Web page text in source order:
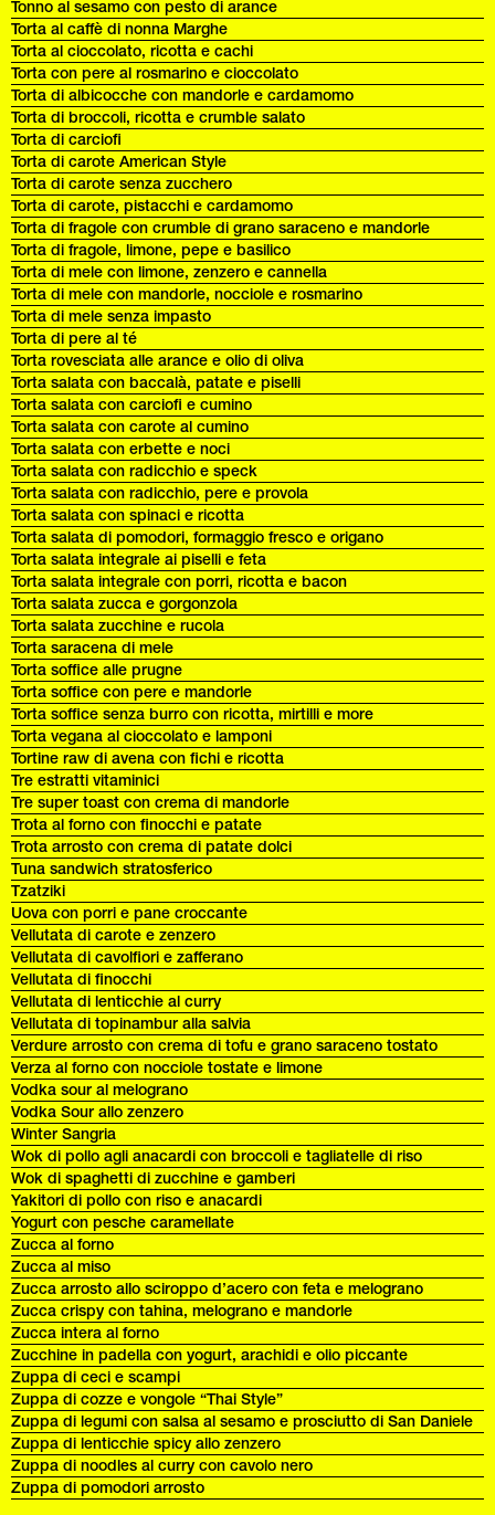
Tonno al sesamo con pesto di arance
Torta al caffè di nonna Marghe
Torta al cioccolato, ricotta e cachi
Torta con pere al rosmarino e cioccolato
Torta di albicocche con mandorle e cardamomo
Torta di broccoli, ricotta e crumble salato
Torta di carciofi
Torta di carote American Style
Torta di carote senza zucchero
Torta di carote, pistacchi e cardamomo
Torta di fragole con crumble di grano saraceno e mandorle
Torta di fragole, limone, pepe e basilico
Torta di mele con limone, zenzero e cannella
Torta di mele con mandorle, nocciole e rosmarino
Torta di mele senza impasto
Torta di pere al té
Torta rovesciata alle arance e olio di oliva
Torta salata con baccalà, patate e piselli
Torta salata con carciofi e cumino
Torta salata con carote al cumino
Torta salata con erbette e noci
Torta salata con radicchio e speck
Torta salata con radicchio, pere e provola
Torta salata con spinaci e ricotta
Torta salata di pomodori, formaggio fresco e origano
Torta salata integrale ai piselli e feta
Torta salata integrale con porri, ricotta e bacon
Torta salata zucca e gorgonzola
Torta salata zucchine e rucola
Torta saracena di mele
Torta soffice alle prugne
Torta soffice con pere e mandorle
Torta soffice senza burro con ricotta, mirtilli e more
Torta vegana al cioccolato e lamponi
Tortine raw di avena con fichi e ricotta
Tre estratti vitaminici
Tre super toast con crema di mandorle
Trota al forno con finocchi e patate
Trota arrosto con crema di patate dolci
Tuna sandwich stratosferico
Tzatziki
Uova con porri e pane croccante
Vellutata di carote e zenzero
Vellutata di cavolfiori e zafferano
Vellutata di finocchi
Vellutata di lenticchie al curry
Vellutata di topinambur alla salvia
Verdure arrosto con crema di tofu e grano saraceno tostato
Verza al forno con nocciole tostate e limone
Vodka sour al melograno
Vodka Sour allo zenzero
Winter Sangria
Wok di pollo agli anacardi con broccoli e tagliatelle di riso
Wok di spaghetti di zucchine e gamberi
Yakitori di pollo con riso e anacardi
Yogurt con pesche caramellate
Zucca al forno
Zucca al miso
Zucca arrosto allo sciroppo d’acero con feta e melograno
Zucca crispy con tahina, melograno e mandorle
Zucca intera al forno
Zucchine in padella con yogurt, arachidi e olio piccante
Zuppa di ceci e scampi
Zuppa di cozze e vongole “Thai Style”
Zuppa di legumi con salsa al sesamo e prosciutto di San Daniele
Zuppa di lenticchie spicy allo zenzero
Zuppa di noodles al curry con cavolo nero
Zuppa di pomodori arrosto